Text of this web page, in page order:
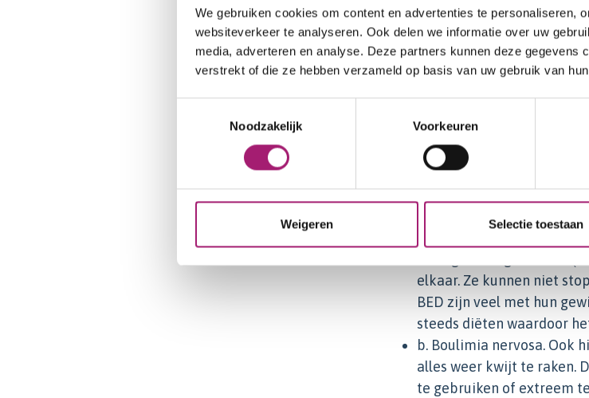
We gebruiken cookies om content en advertenties te personaliseren,
websiteverkeer te analyseren. Ook delen we informatie over uw
media, adverteren en analyse. Deze partners kunnen deze gegevens
verstrekt of die ze hebben verzameld op basis van uw gebruik van
Noodzakelijk
Voorkeuren
Weigeren Selectie toestaan
operatie hierbij een
c. De bereidheid om tot
blijven
d. De bereidheid om
De
Exclusiecriterium 1.
Voor gestoord eetgedrag is
a. Binge eating disorder
elkaar. Ze kunnen niet
BED zijn veel met hun
steeds diëten waardoor
b. Boulimia nervosa. Ook
alles weer kwijt te raken.
te gebruiken of extreem